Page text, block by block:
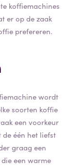
koffiemachines
er op de zaak
prefereren.
wordt
soorten koffie
een voorkeur
één het liefst
graag een
een warme